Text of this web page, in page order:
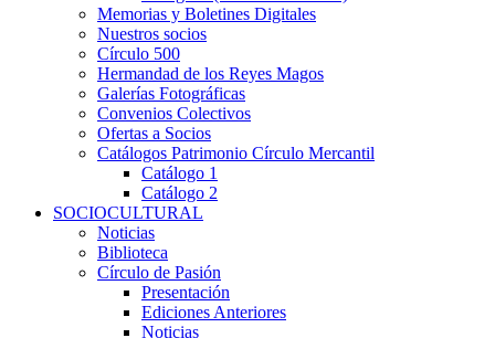
Memorias y Boletines Digitales
Nuestros socios
Círculo 500
Hermandad de los Reyes Magos
Galerías Fotográficas
Convenios Colectivos
Ofertas a Socios
Catálogos Patrimonio Círculo Mercantil
Catálogo 1
Catálogo 2
SOCIOCULTURAL
Noticias
Biblioteca
Círculo de Pasión
Presentación
Ediciones Anteriores
Noticias